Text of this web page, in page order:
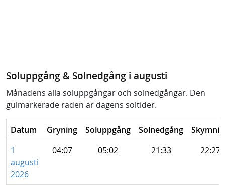
Soluppgång & Solnedgång i augusti
Månadens alla soluppgångar och solnedgångar. Den
gulmarkerade raden är dagens soltider.
Datum Gryning Soluppgång Solnedgång
1
augusti
2026
04:07 05:02 21:33 22:27